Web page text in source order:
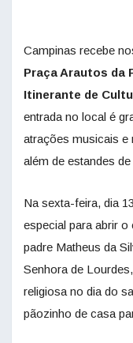
Campinas recebe
Praça Arautos da
Itinerante de
entrada no local é
atrações musicais e
além de estandes
Na sexta-feira, dia
especial para abrir o
padre Matheus da
Senhora de
religiosa no dia do
pãozinho de casa